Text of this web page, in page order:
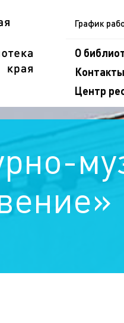
График
О
Контакты
Центр